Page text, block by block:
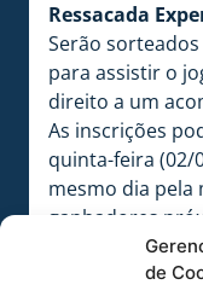
de
Ressacada
Serão
para assistir o
direito a um
As inscrições
quinta-feira (02/
mesmo dia pela
ganhadores
https://